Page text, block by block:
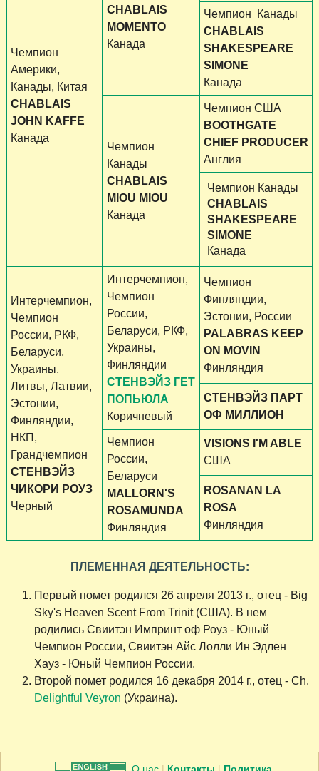
Чемпион
Америки,
Канады, Китая
CHABLAIS
JOHN KAFFE
Канада
CHABLAIS
MOMENTO
Канада
Чемпион
Канады
CHABLAIS
SHAKESPEARE
SIMONE
Канада
Чемпион
Канады
CHABLAIS
MIOU MIOU
Канада
Чемпион США
BOOTHGATE
CHIEF PRODUCER
Англия
Чемпион Канады
CHABLAIS
SHAKESPEARE
SIMONE
Канада
Интерчемпион,
Чемпион
России, РКФ,
Беларуси,
Украины,
Литвы, Латвии,
Эстонии,
Финляндии,
НКП,
Грандчемпион
СТЕНВЭЙЗ
ЧИКОРИ РОУЗ
Черный
Интерчемпион,
Чемпион
России,
Беларуси, РКФ,
Украины,
Финляндии
СТЕНВЭЙЗ ГЕТ
ПОПЬЮЛА
Коричневый
Чемпион
Финляндии,
Эстонии, России
PALABRAS KEEP
ON MOVIN
Финляндия
СТЕНВЭЙЗ ПАРТ
ОФ МИЛЛИОН
Чемпион
России,
Беларуси
MALLORN'S
ROSAMUNDA
Финляндия
VISIONS I'M ABLE
США
ROSANAN LA
ROSA
Финляндия
ПЛЕМЕННАЯ ДЕЯТЕЛЬНОСТЬ:
Первый помет родился 26 апреля 2013 г., отец - Big
Sky's Heaven Scent From Trinit (США). В нем
родились Свиитэн Импринт оф Роуз - Юный
Чемпион России, Свиитэн Айс Лолли Ин Эдлен
Хауз - Юный Чемпион России.
Второй помет родился 16 декабря 2014 г., отец - Ch.
Delightful Veyron (Украина).
О нас | Контакты | Политика